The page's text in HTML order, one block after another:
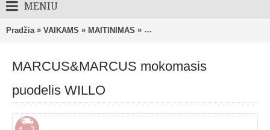
MENIU
Pradžia » VAIKAMS » MAITINIMAS » Puodeliai, gertuvės ir jų priedai
MARCUS&MARCUS mokomasis
puodelis WILLO